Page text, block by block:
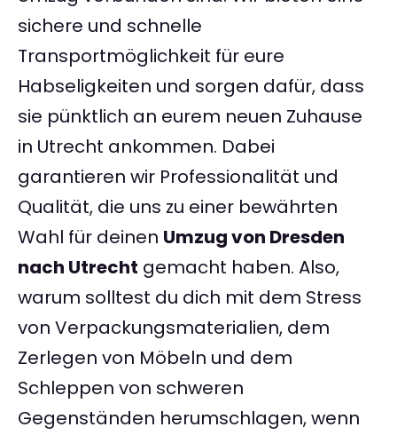
sichere und schnelle
Transportmöglichkeit für eure
Habseligkeiten und sorgen dafür, dass
sie pünktlich an eurem neuen Zuhause
in Utrecht ankommen. Dabei
garantieren wir Professionalität und
Qualität, die uns zu einer bewährten
Wahl für deinen Umzug von Dresden
nach Utrecht gemacht haben. Also,
warum solltest du dich mit dem Stress
von Verpackungsmaterialien, dem
Zerlegen von Möbeln und dem
Schleppen von schweren
Gegenständen herumschlagen, wenn